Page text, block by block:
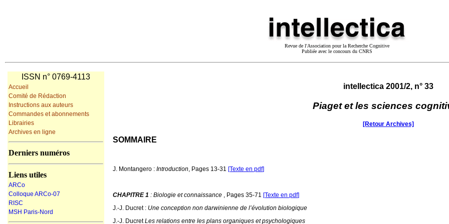
Revue de l'Association pour la Recherche Cognitive
Publiée avec le concours du CNRS
ISSN n° 0769-4113
Accueil
Comité de Rédaction
Instructions aux auteurs
Commandes et abonnements
Librairies
Archives en ligne
Derniers numéros
Liens utiles
ARCo
Colloque ARCo-07
RISC
MSH Paris-Nord
intellectica 2001/2, n° 33
Piaget et les sciences
[Retour Archives]
SOMMAIRE
J. Montangero : Introduction, Pages 13-31 [Texte en pdf]
CHAPITRE 1 : Biologie et connaissance , Pages 35-71 [Texte en pdf]
J.-J. Ducret : Une conception non darwinienne de l’évolution biologique
J.-J. DucretLes relations entre les plans organiques et psychologiques